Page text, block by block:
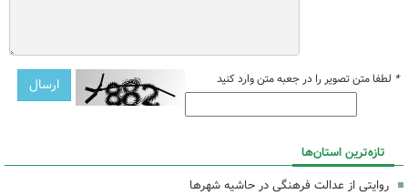
* لطفا متن تصویر را در جعبه متن وارد کنید
تازه‌ترین استان‌ها
روایتی از عدالت فرهنگی در حاشیه شهرها